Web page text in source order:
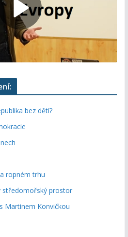
bez dětí?
ropném trhu
středomořský prostor
Martinem Konvičkou